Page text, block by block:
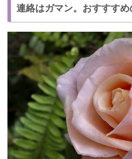
連絡はガマン。おすすす